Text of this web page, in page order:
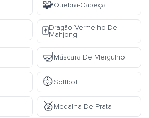
🧩Quebra-Cabeça
🀄Dragão Vermelho De
Mahjong
🤿Máscara De Mergulho
🥎Softbol
🥈Medalha De Prata